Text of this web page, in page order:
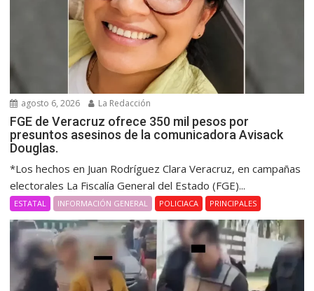
agosto 6, 2026 La Redacción
FGE de Veracruz ofrece 350 mil pesos por
presuntos asesinos de la comunicadora Avisack
Douglas.
*Los hechos en Juan Rodríguez Clara Veracruz, en campañas
electorales La Fiscalía General del Estado (FGE)...
ESTATAL INFORMACIÓN GENERAL POLICIACA PRINCIPALES